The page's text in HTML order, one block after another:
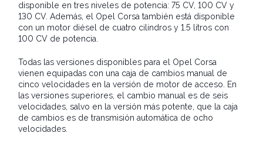
disponible en tres niveles de potencia: 75 CV, 100 CV y
130 CV. Además, el Opel Corsa también está disponible
con un motor diésel de cuatro cilindros y 1.5 litros con
100 CV de potencia.
Todas las versiones disponibles para el Opel Corsa
vienen equipadas con una caja de cambios manual de
cinco velocidades en la versión de motor de acceso. En
las versiones superiores, el cambio manual es de seis
velocidades, salvo en la versión más potente, que la caja
de cambios es de transmisión automática de ocho
velocidades.